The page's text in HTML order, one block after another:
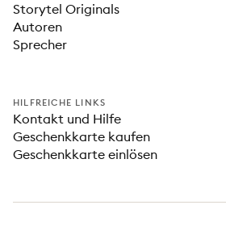
Storytel Originals
Autoren
Sprecher
HILFREICHE LINKS
Kontakt und Hilfe
Geschenkkarte kaufen
Geschenkkarte einlösen